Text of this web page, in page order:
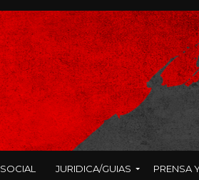
SOCIAL JURIDICA/GUIAS PRENSA